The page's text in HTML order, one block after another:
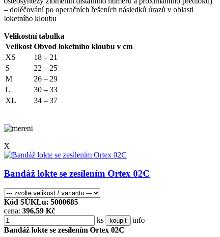
– doléčování po operačních řešeních následků úrazů v oblasti
loketního kloubu
Velikostní tabulka
Velikost Obvod loketního kloubu v cm
XS
18 – 21
S
22 – 25
M
26 – 29
L
30 – 33
XL
34 – 37
X
Bandáž lokte se zesílením Ortex 02C
Kód SÚKLu: 5000685
cena: 396,59 Kč
ks
koupit
info
Bandáž lokte se zesílením Ortex 02C